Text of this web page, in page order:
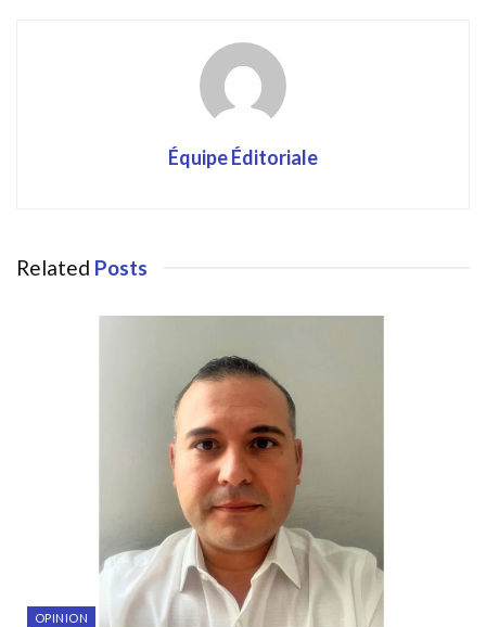
Équipe Éditoriale
Related Posts
OPINION